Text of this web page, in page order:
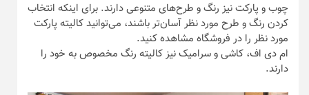
چوب و پارکت نیز رنگ و طرح‌های متنوعی دارند. برای اینکه انتخاب
کردن رنگ و طرح مورد نظر آسان‌تر باشند، می‌توانید کالیته پارکت
مورد نظر را در فروشگاه مشاهده کنید.
ام دی اف، کاشی و سرامیک نیز کالیته رنگ مخصوص به خود را
دارند.